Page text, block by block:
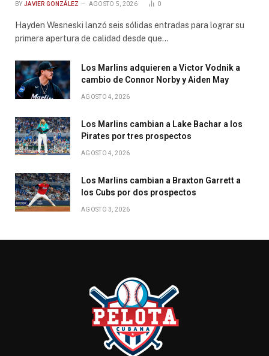
BY JAVIER GONZÁLEZ AGOSTO 5, 2026 0
Hayden Wesneski lanzó seis sólidas entradas para lograr su
primera apertura de calidad desde que…
Los Marlins adquieren a Victor Vodnik a
cambio de Connor Norby y Aiden May
AGOSTO 4, 2026
Los Marlins cambian a Lake Bachar a los
Pirates por tres prospectos
AGOSTO 4, 2026
Los Marlins cambian a Braxton Garrett a
los Cubs por dos prospectos
AGOSTO 3, 2026